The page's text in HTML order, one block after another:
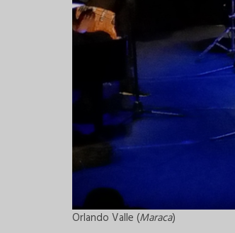
Orlando Valle (Maraca)